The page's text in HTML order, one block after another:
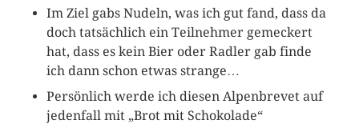
Im Ziel gabs Nudeln, was ich gut fand, dass da
doch tatsächlich ein Teilnehmer gemeckert
hat, dass es kein Bier oder Radler gab finde
ich dann schon etwas strange…
Persönlich werde ich diesen Alpenbrevet auf
jedenfall mit „Brot mit Schokolade“